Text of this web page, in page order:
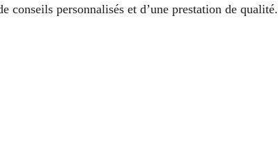
conseils personnalisés et d’une prestation de qualité.